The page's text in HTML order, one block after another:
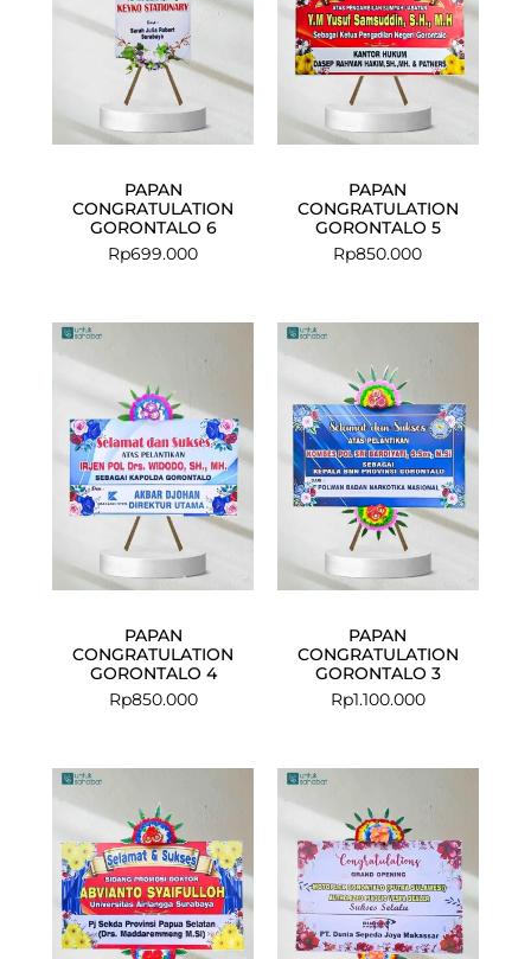
PAPAN
CONGRATULATION
GORONTALO 6
Rp699.000
PAPAN
CONGRATULATION
GORONTALO 5
Rp850.000
PAPAN
CONGRATULATION
GORONTALO 4
Rp850.000
PAPAN
CONGRATULATION
GORONTALO 3
Rp1.100.000